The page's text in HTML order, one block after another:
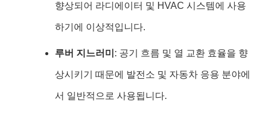
향상되어 라디에이터 및 HVAC 시스템에 사용
하기에 이상적입니다.
루버 지느러미 : 공기 흐름 및 열 교환 효율을 향
상시키기 때문에 발전소 및 자동차 응용 분야에
서 일반적으로 사용됩니다.